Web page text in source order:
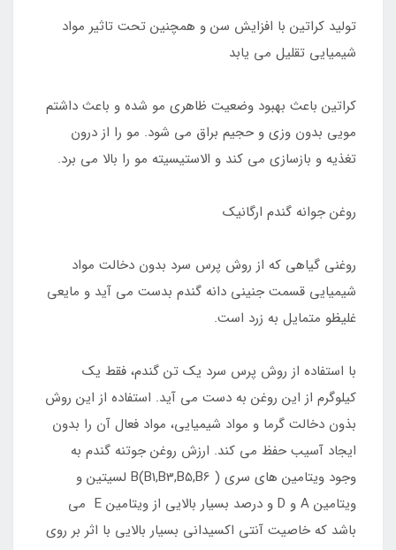
تولید کراتین با افزایش سن و همچنین تحت تاثیر مواد
شیمیایی تقلیل می یابد
کراتین باعث بهبود وضعیت ظاهری مو شده و باعث داشتم
مویی بدون وزی و حجیم براق می شود. مو را از درون
تغذیه و بازسازی می کند و الاستیسیته مو را بالا می برد.
روغن جوانه گندم ارگانیک
روغنی گیاهی که از روش پرس سرد بدون دخالت مواد
شیمیایی قسمت جنینی دانه گندم بدست می آید و مایعی
غلیظو متمایل به زرد است.
با استفاده از روش پرس سرد یک تن گندم، فقط یک
کیلوگرم از این روغن به دست می آید. استفاده از این روش
بذون دخالت گرما و مواد شیمیایی، مواد فعال آن را بدون
ایجاد آسیب حفظ می کند. ارزش روغن جوتنه گندم به
وجود ویتامین های سری ( B(B1,B3,B5,B6 لسیتین و
ویتامین A و D و درصد بسیار بالایی از ویتامین E می
باشد که خاصیت آنتی اکسیدانی بسیار بالایی با اثر بر روی